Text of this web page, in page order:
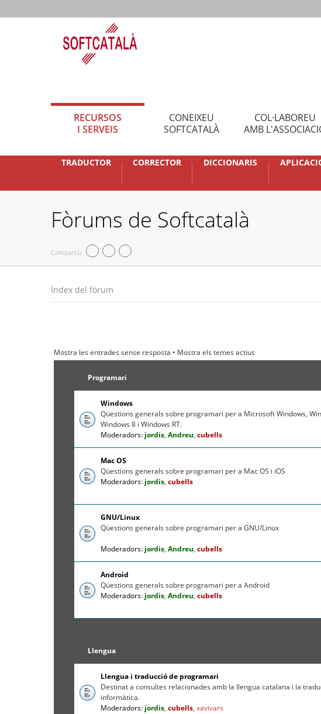
RECURSOS
I SERVEIS
CONEIXEU
SOFTCATALÀ
COL·LABOREU
AMB
TRADUCTOR CORRECTOR DICCIONARIS
Fòrums de Softcatalà
Compartiu
Índex del fòrum
Mostra les entrades sense resposta • Mostra els temes actius
Programari
Windows
Qüestions generals sobre programari per a Microsoft Windows,
Windows 8 i Windows RT.
Moderadors: jordis, Andreu, cubells
Mac OS
Qüestions generals sobre programari per a Mac OS i iOS
Moderadors: jordis, cubells
GNU/Linux
Qüestions generals sobre programari per a GNU/Linux
Moderadors: jordis, Andreu, cubells
Android
Qüestions generals sobre programari per a Android
Moderadors: jordis, Andreu, cubells
Llengua
Llengua i traducció de programari
Destinat a consultes relacionades amb la llengua catalana i la
informàtica.
Moderadors: jordis, cubells, xavivars